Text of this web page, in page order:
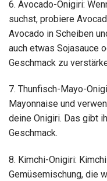
6. Avocado-Onigiri:
suchst, probiere
Avocado in Scheiben
auch etwas Sojasauce
Geschmack zu
7. Thunfisch-Mayo-
Mayonnaise und
deine Onigiri. Das gibt
Geschmack.
8. Kimchi-Onigiri:
Gemüsemischung, die